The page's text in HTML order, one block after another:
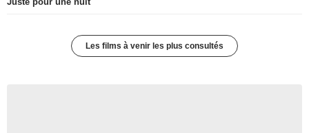
Les films à venir les plus consultés